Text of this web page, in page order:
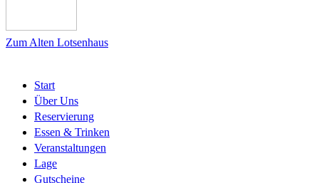
Zum Alten Lotsenhaus
Start
Über Uns
Reservierung
Essen & Trinken
Veranstaltungen
Lage
Gutscheine